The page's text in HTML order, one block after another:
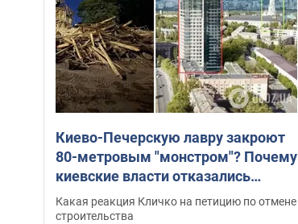
Киево-Печерскую лавру закроют
80-метровым "монстром"? Почему
киевские власти отказались
остановить строительство
небоскреба "московского
Какая реакция Кличко на петицию по отмене
строительства